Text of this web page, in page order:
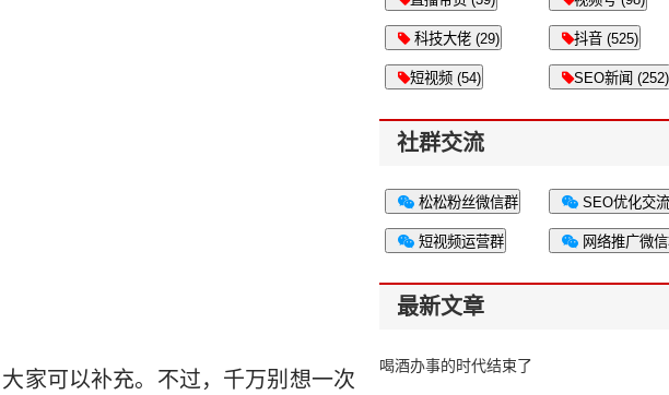
家可以补充。不过，千万别想一次
科技大佬 (29) 抖音 (525)
短视频 (54) SEO新闻 (252)
社群交流
松松粉丝微信群 SEO优化交
短视频运营群 网络推广微
最新文章
喝酒办事的时代结束了